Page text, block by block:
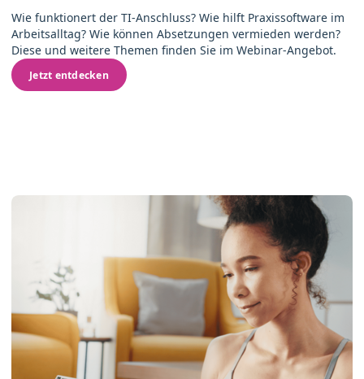
Wie funktionert der TI-Anschluss? Wie hilft Praxissoftware im
Arbeitsalltag? Wie können Absetzungen vermieden werden?
Diese und weitere Themen finden Sie im Webinar-Angebot.
Jetzt entdecken